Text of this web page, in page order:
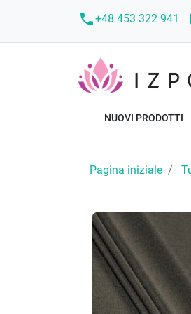
call+48 453 322 941
NUOVI PRODOTTI
Pagina iniziale